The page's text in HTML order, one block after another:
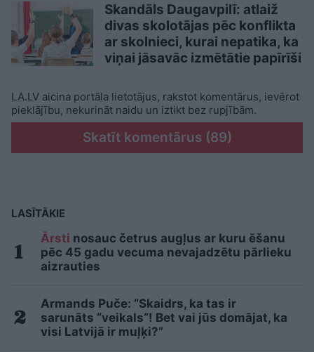
Skandāls Daugavpilī: atlaiž
divas skolotājas pēc konflikta
ar skolnieci, kurai nepatika, ka
viņai jāsavāc izmētātie papīrīši
LA.LV aicina portāla lietotājus, rakstot komentārus, ievērot
pieklājību, nekurināt naidu un iztikt bez rupjībām.
Skatīt komentārus (89)
LASĪTĀKIE
Ārsti nosauc četrus augļus ar kuru ēšanu
pēc 45 gadu vecuma nevajadzētu pārlieku
aizrauties
Armands Puče: “Skaidrs, ka tas ir
sarunāts “veikals”! Bet vai jūs domājat, ka
visi Latvijā ir muļķi?”